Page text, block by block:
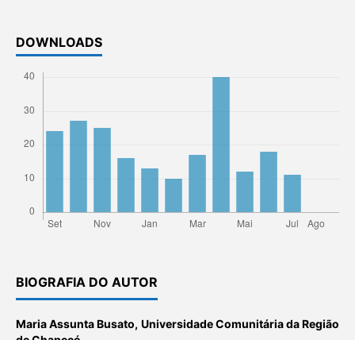
DOWNLOADS
BIOGRAFIA DO AUTOR
Maria Assunta Busato, Universidade Comunitária da Região